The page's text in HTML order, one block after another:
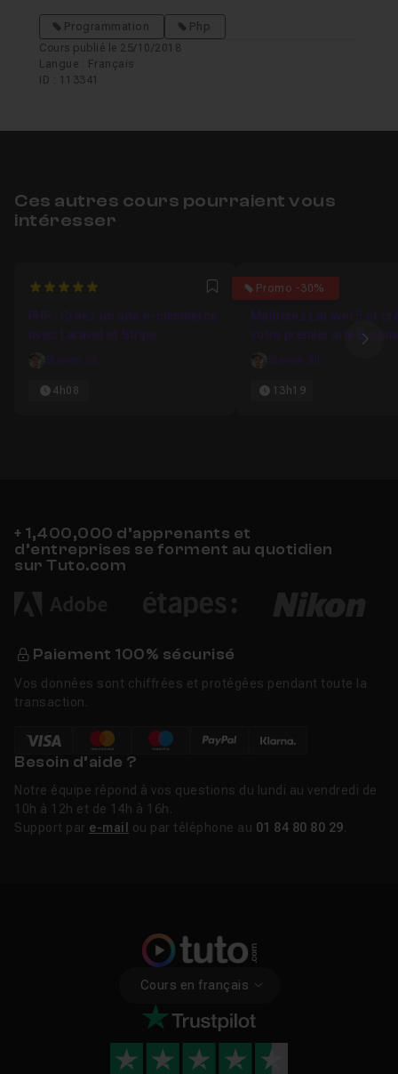
Programmation
Php
Cours publié le 25/10/2018
Langue : Français
ID : 113341
Ces autres cours pourraient vous
intéresser
5 Favori
PHP : Créez un site e-commerce
avec Laravel et Stripe
Steven Sil
4h08
Promo -30%
5
Maîtrisez Laravel 5 et
votre premier site E-
Steven Sil
13h19
+ 1,400,000 d’apprenants et
d’entreprises se forment au quotidien
sur Tuto.com
Paiement 100% sécurisé
Vos données sont chiffrées et protégées pendant toute la
transaction.
Besoin d’aide ?
Notre équipe répond à vos questions du lundi au vendredi de
10h à 12h et de 14h à 16h.
Support par e-mail ou par téléphone au 01 84 80 80 29
Cours en français